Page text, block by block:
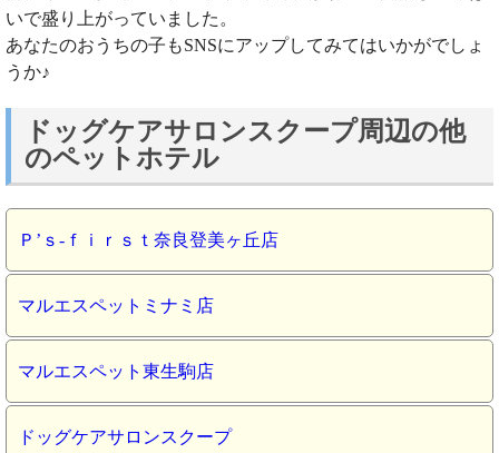
いで盛り上がっていました。
あなたのおうちの子もSNSにアップしてみてはいかがでしょ
うか♪
ドッグケアサロンスクープ周辺の他
のペットホテル
Ｐ’ｓ‐ｆｉｒｓｔ奈良登美ヶ丘店
マルエスペットミナミ店
マルエスペット東生駒店
ドッグケアサロンスクープ